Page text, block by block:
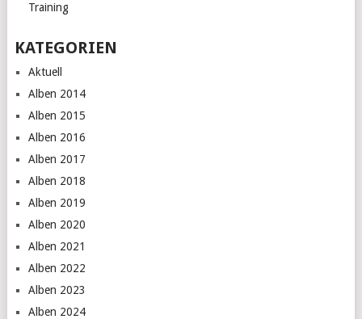
Training
KATEGORIEN
Aktuell
Alben 2014
Alben 2015
Alben 2016
Alben 2017
Alben 2018
Alben 2019
Alben 2020
Alben 2021
Alben 2022
Alben 2023
Alben 2024